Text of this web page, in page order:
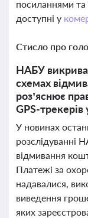
посиланнями
доступні у
Стисло про
НАБУ
схемах
роз’яснює
GPS-
У новинах
розслідуванні
відмивання
Платежі за
надавалися,
виведення
яких